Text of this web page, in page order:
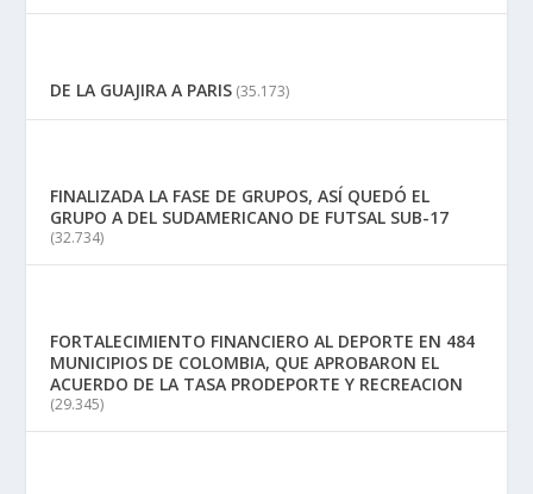
DE LA GUAJIRA A PARIS (35.173)
FINALIZADA LA FASE DE GRUPOS, ASÍ QUEDÓ EL
GRUPO A DEL SUDAMERICANO DE FUTSAL SUB-17
(32.734)
FORTALECIMIENTO FINANCIERO AL DEPORTE EN 484
MUNICIPIOS DE COLOMBIA, QUE APROBARON EL
ACUERDO DE LA TASA PRODEPORTE Y RECREACION
(29.345)